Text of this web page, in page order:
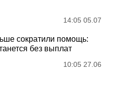
14:05 05.07
сократили помощь:
без выплат
10:05 27.06